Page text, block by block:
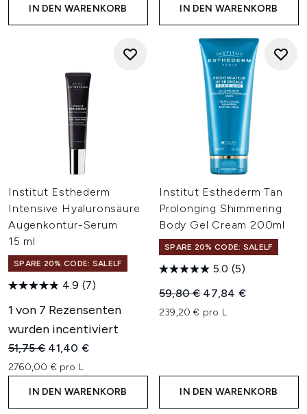
IN DEN WARENKORB IN DEN WARENKORB
Institut Esthederm
Intensive Hyaluronsäure
Augenkontur-Serum
15 ml
SPARE 20% CODE: SALELF
4.9 (7)
1 von 7 Rezensenten
wurden incentiviert
Unverbindliche Preisempfehlung:
51,75 € Aktueller Preis:
41,40 €
2760,00 € pro L
IN DEN WARENKORB
Institut Esthederm Tan
Prolonging Shimmering
Body Gel Cream 200ml
SPARE 20% CODE: SALELF
5.0 (5)
Unverbindliche
59,80 € Aktueller Preis:
47,84 €
239,20 € pro L
IN DEN WARENKORB